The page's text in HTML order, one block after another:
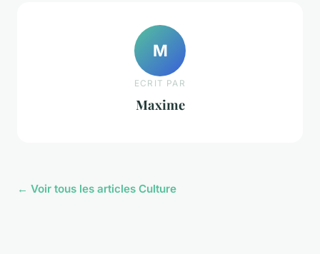
M
ECRIT PAR
Maxime
← Voir tous les articles Culture